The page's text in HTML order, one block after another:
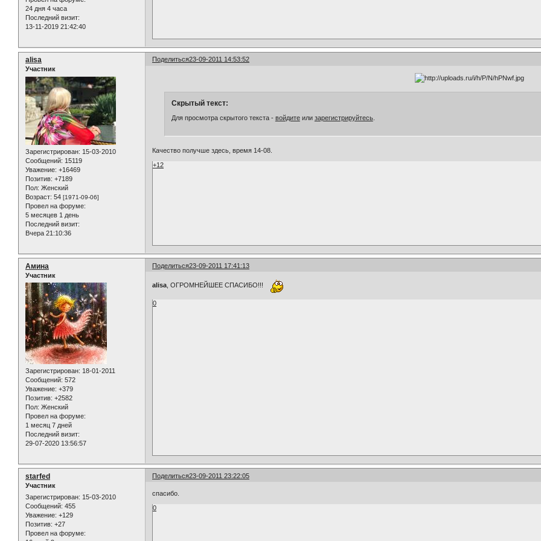
24 дня 4 часа
Последний визит:
13-11-2019 21:42:40
Поделиться23-09-2011 14:53:52
alisa
Участник
Зарегистрирован: 15-03-2010
Сообщений: 15119
Уважение: +16469
Позитив: +7189
Пол: Женский
Возраст: 54 [1971-09-06]
Провел на форуме:
5 месяцев 1 день
Последний визит:
Вчера 21:10:36
Скрытый текст:
Для просмотра скрытого текста - войдитеили зарегистрируйтесь.
Качество получше здесь, время 14-08.
+12
Поделиться23-09-2011 17:41:13
Амина
Участник
Зарегистрирован: 18-01-2011
Сообщений: 572
Уважение: +379
Позитив: +2582
Пол: Женский
Провел на форуме:
1 месяц 7 дней
Последний визит:
29-07-2020 13:56:57
alisa, ОГРОМНЕЙШЕЕ СПАСИБО!!!
0
Поделиться23-09-2011 23:22:05
starfed
Участник
Зарегистрирован: 15-03-2010
Сообщений: 455
Уважение: +129
Позитив: +27
Провел на форуме:
спасибо.
0